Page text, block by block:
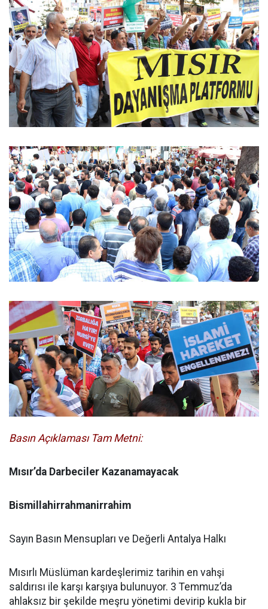
Basın Açıklaması Tam Metni:
Mısır’da Darbeciler Kazanamayacak
Bismillahirrahmanirrahim
Sayın Basın Mensupları ve Değerli Antalya Halkı
Mısırlı Müslüman kardeşlerimiz tarihin en vahşi
saldırısı ile karşı karşıya bulunuyor. 3 Temmuz’da
ahlaksız bir şekilde meşru yönetimi devirip kukla bir